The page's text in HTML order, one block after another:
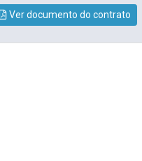
Ver documento do contrato